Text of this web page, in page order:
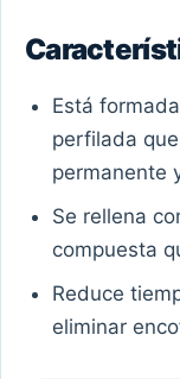
Está
perfilada
permanente
Se rellena
compuesta
Reduce
eliminar